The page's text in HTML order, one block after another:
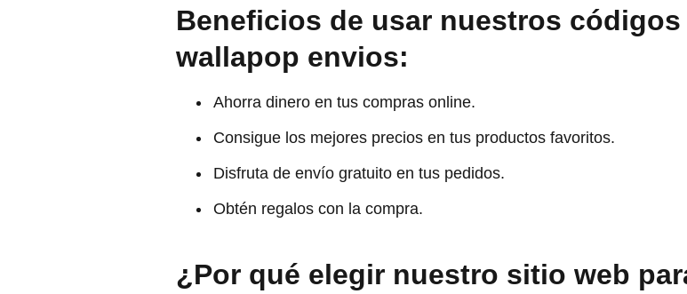
Beneficios de usar nuestros
wallapop envios:
Ahorra dinero en tus compras online.
Consigue los mejores precios en tus productos favoritos.
Disfruta de envío gratuito en tus pedidos.
Obtén regalos con la compra.
¿Por qué elegir nuestro sitio web